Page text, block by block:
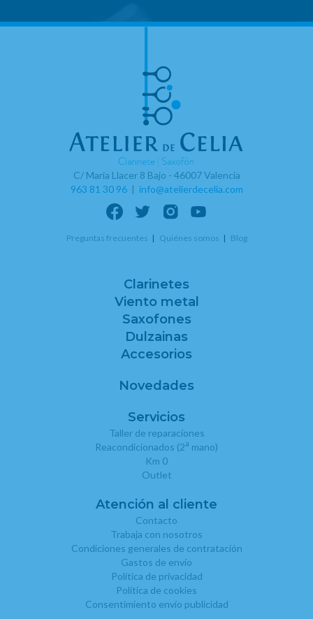
C/ Maria Llacer 8 Bajo - 46007 Valencia
963 81 30 96| info@atelierdecelia.com
Preguntas frecuentes Quiénes somos Blog
Clarinetes
Viento metal
Saxofones
Dulzainas
Accesorios
Novedades
Servicios
Taller de reparaciones
Reacondicionados (2a mano)
Km 0
Outlet
Atención al cliente
Contacto
Trabaja con nosotros
Condiciones generales de contratación
Gastos de envío
Política de privacidad
Política de cookies
Consentimiento envío publicidad